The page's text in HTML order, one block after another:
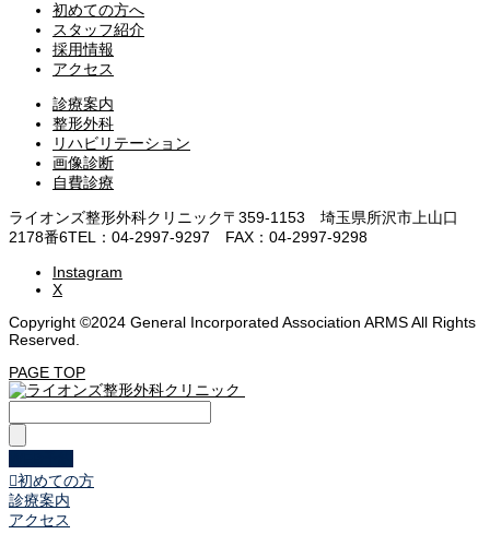
初めての方へ
スタッフ紹介
採用情報
アクセス
診療案内
整形外科
リハビリテーション
画像診断
自費診療
ライオンズ整形外科クリニック〒359-1153 埼玉県所沢市上山口
2178番6TEL：04-2997-9297 FAX：04-2997-9298
Instagram
X
Copyright ©2024 General Incorporated Association ARMS All Rights
Reserved.
PAGE TOP
初めての方
診療案内
アクセス